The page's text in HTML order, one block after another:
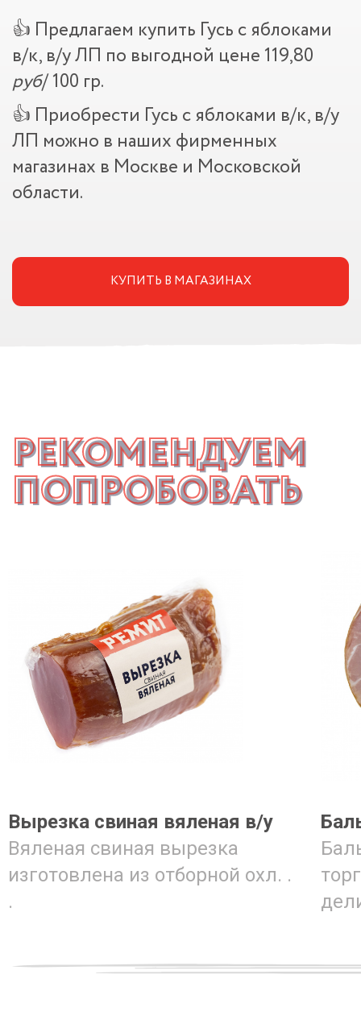
👍 Предлагаем купить Гусь с яблоками
в/к, в/у ЛП по выгодной цене 119,80
руб/ 100 гр.
👍 Приобрести Гусь с яблоками в/к, в/у
ЛП можно в наших фирменных
магазинах в Москве и Московской
области.
КУПИТЬ В МАГАЗИНАХ
РЕКОМЕНДУЕМ
ПОПРОБОВАТЬ
Вырезка свиная вяленая в/у
Вяленая свиная вырезка
изготовлена из отборной охл. .
.